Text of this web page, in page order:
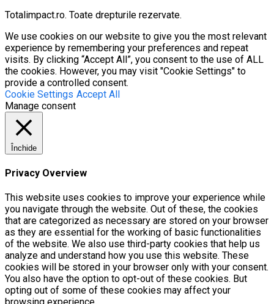
Totalimpact.ro. Toate drepturile rezervate.
We use cookies on our website to give you the most relevant
experience by remembering your preferences and repeat
visits. By clicking “Accept All”, you consent to the use of ALL
the cookies. However, you may visit "Cookie Settings" to
provide a controlled consent.
Cookie Settings Accept All
Manage consent
Închide
Privacy Overview
This website uses cookies to improve your experience while
you navigate through the website. Out of these, the cookies
that are categorized as necessary are stored on your browser
as they are essential for the working of basic functionalities
of the website. We also use third-party cookies that help us
analyze and understand how you use this website. These
cookies will be stored in your browser only with your consent.
You also have the option to opt-out of these cookies. But
opting out of some of these cookies may affect your